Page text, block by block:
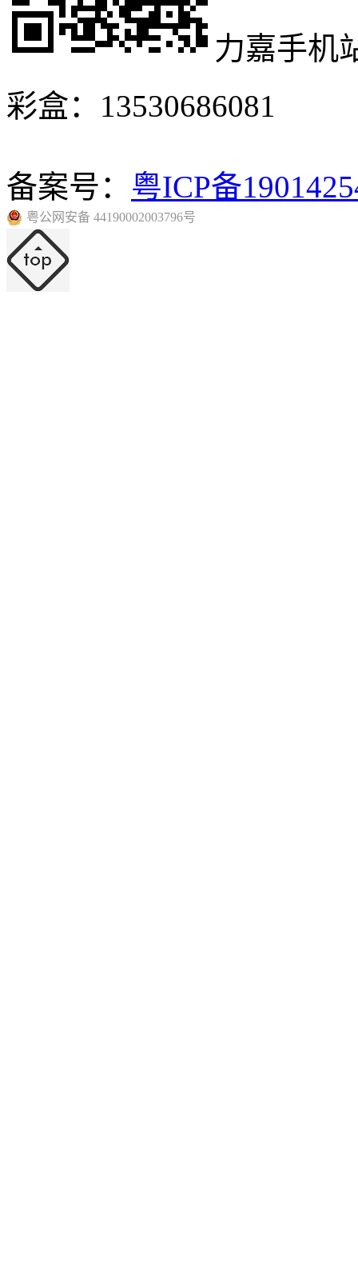
力嘉手机
彩盒：13530686081
备案号： 粤ICP备
粤公网安备 44190002003796号